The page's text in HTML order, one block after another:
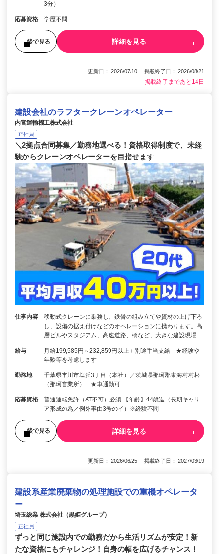
3分）
応募資格 学歴不問
後で見る 詳細を見る
更新日： 2026/07/10 掲載終了日： 2026/08/21
掲載終了まであと14日
建設会社のラフタークレーンオペレーター
内宮運輸機工株式会社
正社員
＼2拠点合同募集／勤務地選べる！資格取得制度で、未経
験からクレーンオペレーターを目指せます
仕事内容
移動式クレーンに乗務し、鉄骨の組み立てや資材の上げ下ろ
し、設備の据え付けなどのオペレーションに携わります。高
層ビルやスタジアム、高速道路、橋など、大きな建設現場…
給与
月給199,585円～232,859円以上＋別途手当支給 ★経験や
年齢等を考慮します
勤務地
千葉県市川市塩浜3丁目（本社）／茨城県那珂郡東海村村松
（那珂営業所） ★車通勤可
応募資格
普通運転免許（AT不可）必須 【年齢】44歳迄（長期キャリ
ア形成の為／例外事由3号のイ）※経験不問
後で見る 詳細を見る
更新日： 2026/06/25 掲載終了日： 2027/03/19
建設系産業廃棄物の処理施設での重機オペレータ
ー
埼玉総業 株式会社（黒姫グループ）
正社員
ずっと同じ施設内での勤務だから生活リズムが安定！新
たな資格にもチャレンジ！自身の幅を広げるチャンス！